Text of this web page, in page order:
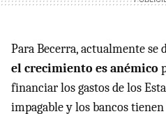
Para Becerra, actualmente se
el crecimiento es anémico
financiar los gastos de los
impagable y los bancos tienen